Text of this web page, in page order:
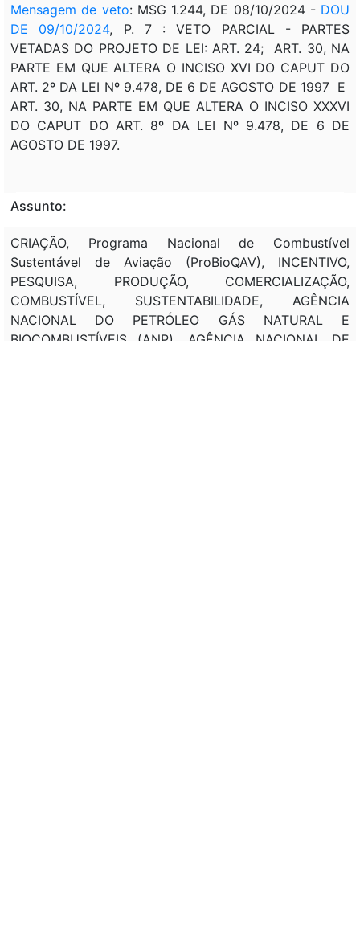
Mensagem de veto: MSG 1.244, DE 08/10/2024 - DOU
DE 09/10/2024, P. 7 : VETO PARCIAL - PARTES
VETADAS DO PROJETO DE LEI: ART. 24; ART. 30, NA
PARTE EM QUE ALTERA O INCISO XVI DO CAPUT DO
ART. 2º DA LEI Nº 9.478, DE 6 DE AGOSTO DE 1997 E
ART. 30, NA PARTE EM QUE ALTERA O INCISO XXXVI
DO CAPUT DO ART. 8º DA LEI Nº 9.478, DE 6 DE
AGOSTO DE 1997.
Assunto:
CRIAÇÃO, Programa Nacional de Combustível
Sustentável de Aviação (ProBioQAV), INCENTIVO,
PESQUISA, PRODUÇÃO, COMERCIALIZAÇÃO,
COMBUSTÍVEL, SUSTENTABILIDADE, AGÊNCIA
NACIONAL DO PETRÓLEO GÁS NATURAL E
BIOCOMBUSTÍVEIS (ANP), AGÊNCIA NACIONAL DE